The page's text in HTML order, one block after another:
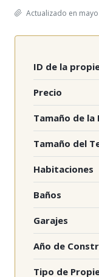
Actualizado en
ID de la
Precio
Tamaño de la
Tamaño del
Habitaciones
Baños
Garajes
Año de
Tipo de